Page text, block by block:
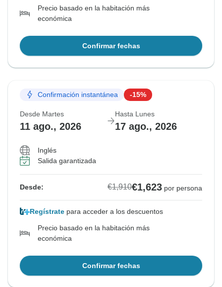
Precio basado en la habitación más
económica
Confirmar fechas
Confirmación instantánea -15%
Desde Martes
11 ago., 2026
Hasta Lunes
17 ago., 2026
Inglés
Salida garantizada
Desde: €1,910€1,623 por persona
Regístrate para acceder a los descuentos
Precio basado en la habitación más
económica
Confirmar fechas